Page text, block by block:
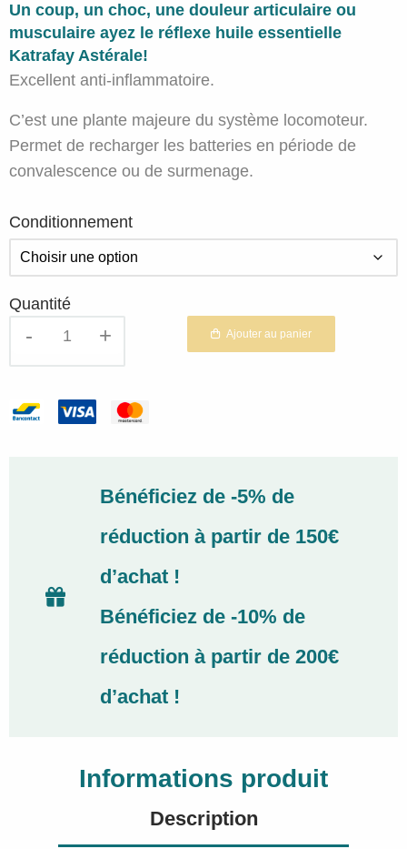
Un coup, un choc, une douleur articulaire ou
musculaire ayez le réflexe huile essentielle
Katrafay Astérale!
Excellent anti-inflammatoire.
C’est une plante majeure du système locomoteur.
Permet de recharger les batteries en période de
convalescence ou de surmenage.
Conditionnement
Quantité
quantité
Essentielle
Katrafay
Ajouter au panier
Bénéficiez de -5% de
réduction à partir de 150€
d’achat !
Bénéficiez de -10% de
réduction à partir de 200€
d’achat !
Informations produit
Description